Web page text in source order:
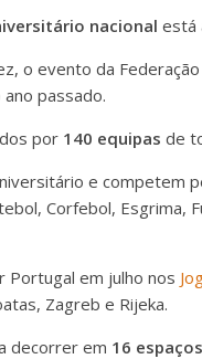
nacional está
o evento da
passado.
por 140 equipas de
e competem
Corfebol, Esgrima,
em julho nos
Zagreb e Rijeka.
decorrer em 16